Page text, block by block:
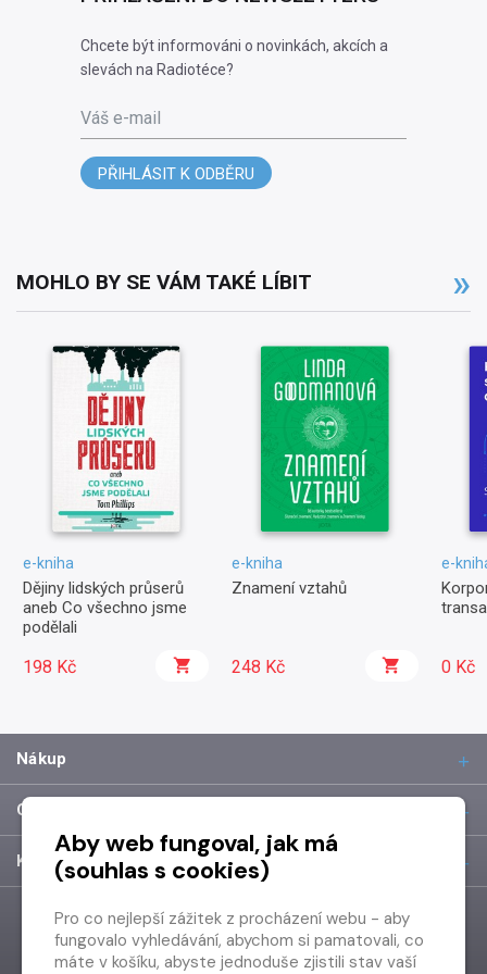
Chcete být informováni o novinkách, akcích a
slevách na Radiotéce?
Váš e-mail
PŘIHLÁSIT K ODBĚRU
MOHLO BY SE VÁM TAKÉ LÍBIT
e-kniha
Dějiny lidských průserů
aneb Co všechno jsme
podělali
198 Kč
e-kniha
Znamení vztahů
248 Kč
e-
0 Kč
Nákup
O společnosti
Kontakt
Aby web fungoval, jak má
(souhlas s cookies)
Pro co nejlepší zážitek z procházení webu - aby
fungovalo vyhledávání, abychom si pamatovali, co
máte v košíku, abyste jednoduše zjistili stav vaší